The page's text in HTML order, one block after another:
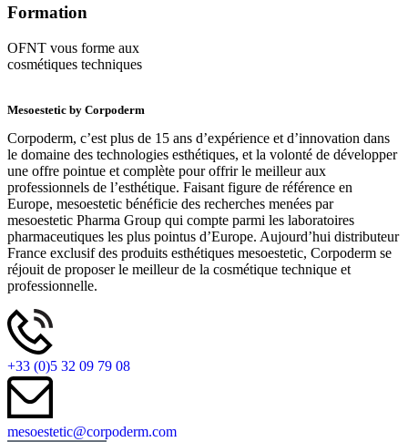
Formation
OFNT vous forme aux
cosmétiques techniques
Mesoestetic by Corpoderm
Corpoderm, c’est plus de 15 ans d’expérience et d’innovation dans
le domaine des technologies esthétiques, et la volonté de développer
une offre pointue et complète pour offrir le meilleur aux
professionnels de l’esthétique. Faisant figure de référence en
Europe, mesoestetic bénéficie des recherches menées par
mesoestetic Pharma Group qui compte parmi les laboratoires
pharmaceutiques les plus pointus d’Europe. Aujourd’hui distributeur
France exclusif des produits esthétiques mesoestetic, Corpoderm se
réjouit de proposer le meilleur de la cosmétique technique et
professionnelle.
+33 (0)5 32 09 79 08
mesoestetic@corpoderm.com